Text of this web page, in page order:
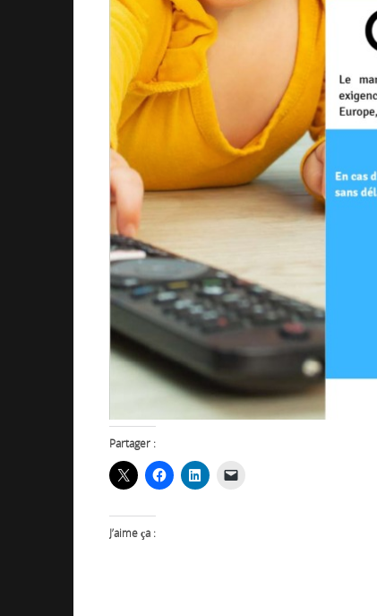
Partager :
J’aime ça :